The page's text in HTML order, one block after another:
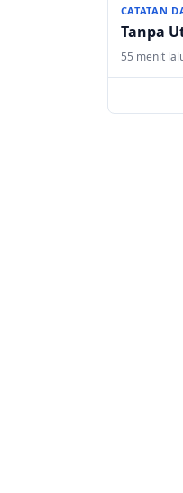
CATATAN
Tanpa
55 menit